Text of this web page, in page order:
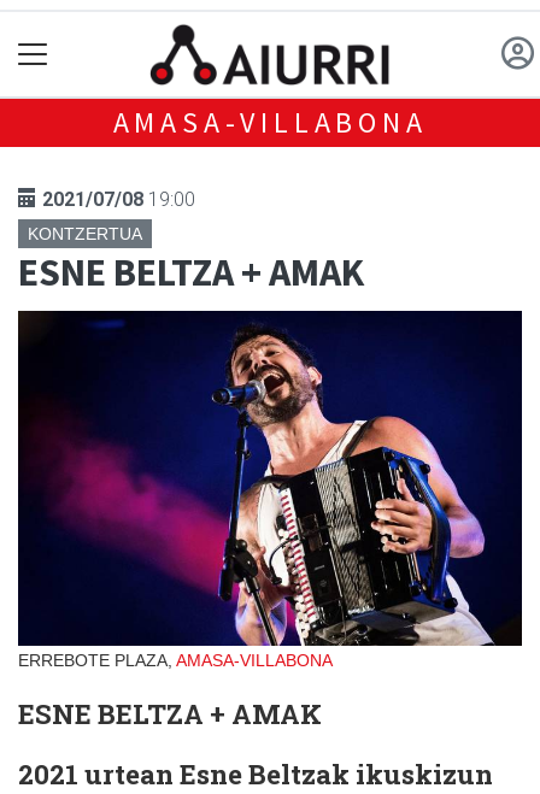
AMASA-VILLABONA
2021/07/08 19:00
KONTZERTUA
ESNE BELTZA + AMAK
ERREBOTE PLAZA, AMASA-VILLABONA
ESNE BELTZA + AMAK
2021 urtean Esne Beltzak ikuskizun